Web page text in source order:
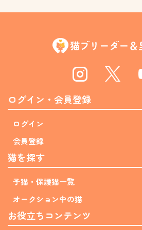
Instagram Twitter
ログイン・会員登録
ログイン
会員登録
猫を探す
子猫・保護猫一覧
オークション中の猫
お役立ちコンテンツ